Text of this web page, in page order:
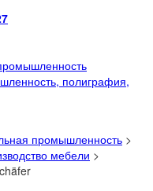
полиграфия,
промышленность >
мебели >